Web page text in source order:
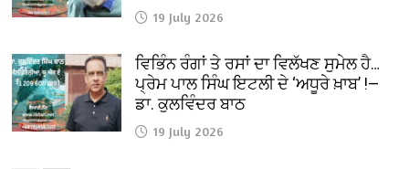
19 July 2026
ਵਿਭਿੰਨ ਰੰਗਾਂ ਤੇ ਰਸਾਂ ਦਾ ਵਿਲੱਖਣ ਸੁਮੇਲ ਹੈ…
ਪ੍ਰੇਮ ਪਾਲ ਸਿੰਘ ਇਟਲੀ ਦੇ ‘ਅਧੂਰੇ ਖ਼ਾਬ’ !—
ਡਾ. ਕੁਲਵਿੰਦਰ ਬਾਠ
19 July 2026